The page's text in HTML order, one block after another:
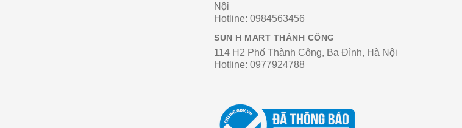
Nội
Hotline: 0984563456
SUN H MART THÀNH CÔNG
114 H2 Phố Thành Công, Ba Đình, Hà Nội
Hotline: 0977924788